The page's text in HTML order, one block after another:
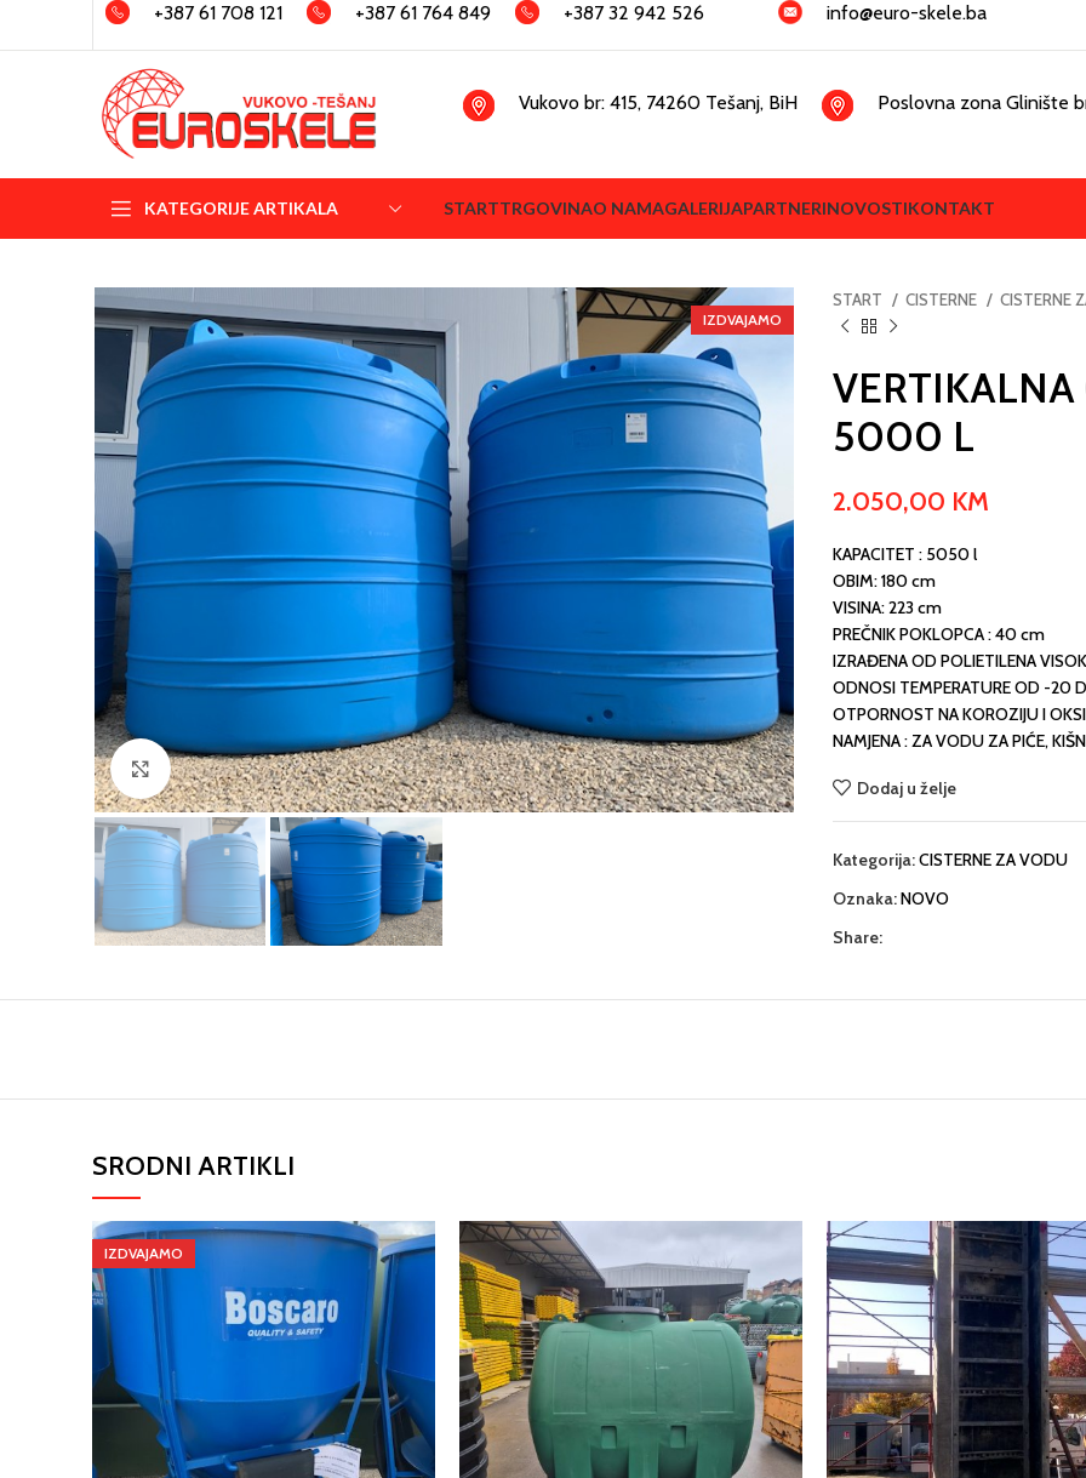
+387 61 708 121 +387 61 764 849 +387 32 942 526 info@euro-skele.ba
Vukovo br: 415, 74260 Tešanj, BiH Poslovna zona Glinište
KATEGORIJE ARTIKALA STARTTRGOVINAO NAMAGALERIJAPARTNERINOVOSTIKONTAKT
IZDVAJAMO
Click to enlarge
START CISTERNE CISTERNE
5000 L
2.050,00 KM
KAPACITET : 5050 l
OBIM: 180 cm
VISINA: 223 cm
PREČNIK POKLOPCA : 40 cm
IZRAĐENA OD POLIETILENA
ODNOSI TEMPERATURE OD -20
OTPORNOST NA KOROZIJU I
NAMJENA : ZA VODU ZA PIĆE,
Dodaj u želje
Kategorija:CISTERNE ZA VODU
Oznaka:NOVO
Share:
SRODNI ARTIKLI
IZDVAJAMO